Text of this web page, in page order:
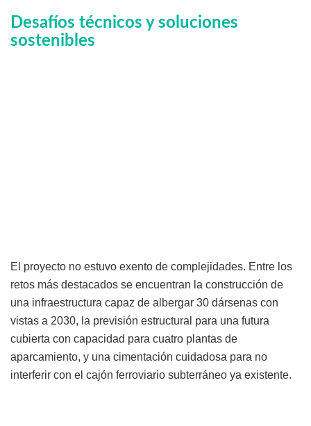
Desafíos técnicos y soluciones
sostenibles
El proyecto no estuvo exento de complejidades. Entre los
retos más destacados se encuentran la construcción de
una infraestructura capaz de albergar 30 dársenas con
vistas a 2030, la previsión estructural para una futura
cubierta con capacidad para cuatro plantas de
aparcamiento, y una cimentación cuidadosa para no
interferir con el cajón ferroviario subterráneo ya existente.